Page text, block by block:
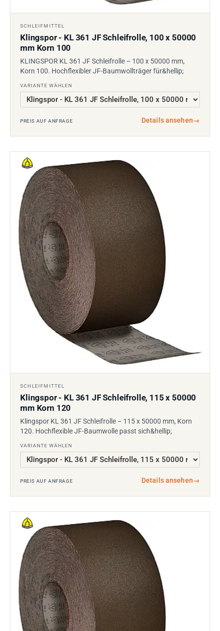
SCHLEIFMITTEL
Klingspor - KL 361 JF Schleifrolle, 100 x 50000
mm Korn 100
KLINGSPOR KL 361 JF Schleifrolle – 100 x 50000 mm,
Korn 100. Hochflexibler JF-Baumwollträger für&hellip;
VARIANTE WÄHLEN
PREIS AUF ANFRAGE Details ansehen→
SCHLEIFMITTEL
Klingspor - KL 361 JF Schleifrolle, 115 x 50000
mm Korn 120
Klingspor KL 361 JF Schleifrolle – 115 x 50000 mm, Korn
120. Hochflexible JF-Baumwolle passt sich&hellip;
VARIANTE WÄHLEN
PREIS AUF ANFRAGE Details ansehen→